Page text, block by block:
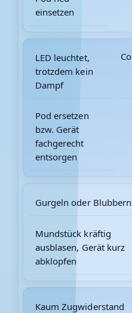
einsetzen
LED leuchtet,
trotzdem kein
Dampf
Pod ersetzen
bzw. Gerät
fachgerecht
entsorgen
Gurgeln oder Blubbern
Mundstück kräftig
ausblasen, Gerät kurz
abklopfen
Kaum Zugwiderstand